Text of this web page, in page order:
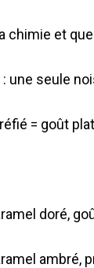
chimie et
une seule
= goût
doré,
ambré,